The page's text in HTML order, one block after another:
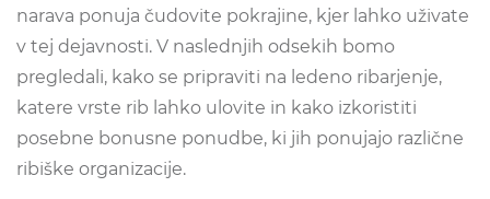
narava ponuja čudovite pokrajine, kjer lahko uživate
v tej dejavnosti. V naslednjih odsekih bomo
pregledali, kako se pripraviti na ledeno ribarjenje,
katere vrste rib lahko ulovite in kako izkoristiti
posebne bonusne ponudbe, ki jih ponujajo različne
ribiške organizacije.